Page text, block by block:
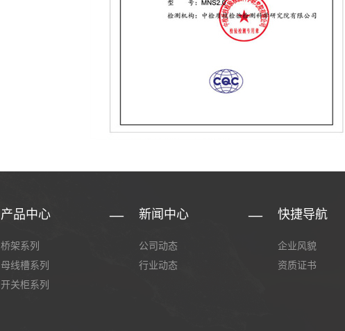
产品中心
桥架系列
母线槽系列
开关柜系列
新闻中心
公司动态
行业动态
快捷导航
企业风貌
资质证书